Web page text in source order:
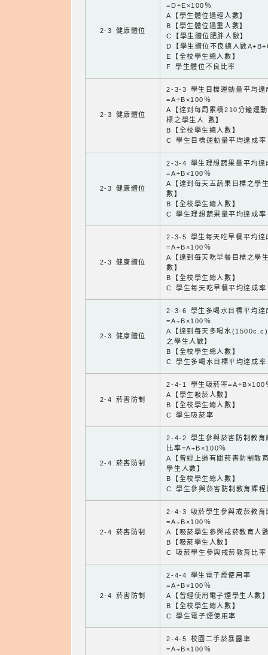
2-3 健康體位
=D÷E×100％
A【學生體位過輕人數】
B【學生體位過重人數】
C【學生體位肥胖人數】
D【學生體位不良總人數
E【全校學生總人數】
F 學生體位不良比率
2-3 健康體位
2-3-3 學生目標運動量平均達
=A÷B×100％
A【達到每周累積210分鐘運
標之學生人 數】
B【全校學生總人數】
C 學生目標運動量平均達成率
2-3 健康體位
2-3-4 學生理想蔬果量平均達
=A÷B×100％
A【達到每天五蔬果目標之學
數】
B【全校學生總人數】
C 學生理想蔬果量平均達成率
2-3 健康體位
2-3-5 學生每天吃早餐平均達
=A÷B×100％
A【達到每天吃早餐目標之學
數】
B【全校學生總人數】
C 學生每天吃早餐平均達成率
2-3 健康體位
2-3-6 學生多喝水目標平均達
=A÷B×100％
A【達到每天多喝水
之學生人數】
B【全校學生總人數】
C 學生多喝水目標平均達成率
2-4 菸害防制
2-4-1 學生吸菸率=A÷B×100
A【學生吸菸人數】
B【全校學生總人數】
C 學生吸菸率
2-4 菸害防制
2-4-2 學生參與菸害防制教育
比率=A÷B×100％
A【曾經上過有關菸害防制教
學生人數】
B【全校學生總人數】
C 學生參與菸害防制教育課程
2-4 菸害防制
2-4-3 吸菸學生參與戒菸教育
=A÷B×100％
A【吸菸學生參與戒菸教育人
B【吸菸學生人數】
C 吸菸學生參與戒菸教育比率
2-4 菸害防制
2-4-4 學生電子煙使用率
=A÷B×100％
A【曾經使用電子煙學生人數
B【全校學生總人數】
C 學生電子煙使用率
2-4-5 校園二手菸暴露率
=A÷B×100％